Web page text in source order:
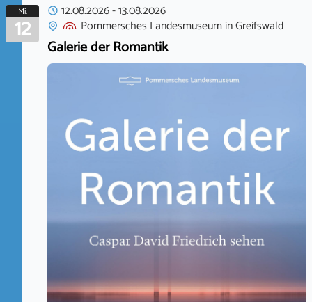
Mi.
12
12.08.2026-13.08.2026
Pommersches LandesmuseuminGreifswald
Galerie der Romantik